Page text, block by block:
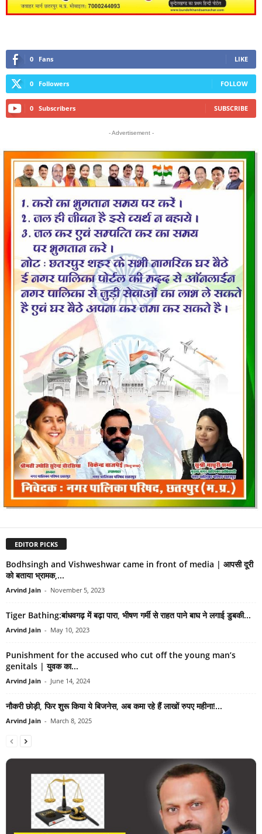
0 Fans LIKE
0 Followers FOLLOW
0 Subscribers SUBSCRIBE
- Advertisement -
EDITOR PICKS
Bodhsingh and Vishweshwar came in front of media | आपसी दूरी
को बताया भ्रामक,...
Arvind Jain - November 5, 2023
Tiger Bathing:बांधवगढ़ में बढ़ा पारा, भीषण गर्मी से राहत पाने बाघ ने लगाई डुबकी...
Arvind Jain - May 10, 2023
Punishment for the accused who cut off the young man’s
genitals | युवक का...
Arvind Jain - June 14, 2024
नौकरी छोड़ी, फिर शुरू किया ये बिजनेस, अब कमा रहे हैं लाखों रुपए महीना!...
Arvind Jain - March 8, 2025